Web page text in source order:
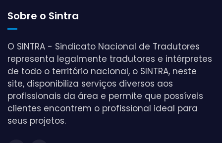
Sobre o Sintra
O SINTRA - Sindicato Nacional de Tradutores
representa legalmente tradutores e intérpretes
de todo o território nacional, o SINTRA, neste
site, disponibiliza serviços diversos aos
profissionais da área e permite que possíveis
clientes encontrem o profissional ideal para
seus projetos.